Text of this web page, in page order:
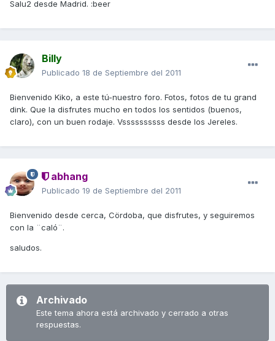
Salu2 desde Madrid. :beer
Billy
Publicado 18 de Septiembre del 2011
Bienvenido Kiko, a este tú-nuestro foro. Fotos, fotos de tu grand
dink. Que la disfrutes mucho en todos los sentidos (buenos,
claro), con un buen rodaje. Vssssssssss desde los Jereles.
abhang
Publicado 19 de Septiembre del 2011
Bienvenido desde cerca, Cördoba, que disfrutes, y seguiremos
con la ¨caló¨.
saludos.
Archivado
Este tema ahora está archivado y cerrado a otras
respuestas.